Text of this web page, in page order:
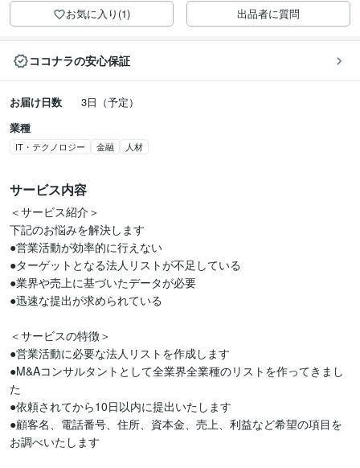
お気に入り(1) 出品者に質問
ココナラの安心保証
お届け日数
3日（予定）
業種
IT・テクノロジー 金融 人材
サービス内容
＜サービス紹介＞
下記のお悩みを解決します
●営業活動が効率的に行えない
●ターゲットとなる法人リストが不足している
●業界や売上に基づいたデータが必要
●迅速な提出が求められている
＜サービスの特徴＞
●営業活動に必要な法人リストを作成します
●M&Aコンサルタントとして全業界全業種のリストを作ってきまし
た
●依頼されてから10日以内に提出いたします
●顧客名、電話番号、住所、資本金、売上、利益など希望の項目を
お調べいたします